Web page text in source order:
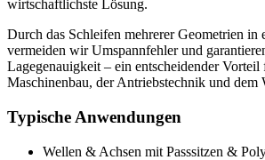
wirtschaftlichste Lösung.
Durch das Schleifen mehrerer Geometrien in
vermeiden wir Umspannfehler und
Lagegenauigkeit – ein entscheidender
Maschinenbau, der Antriebstechnik und dem
Typische Anwendungen
Wellen & Achsen mit Passsitzen &